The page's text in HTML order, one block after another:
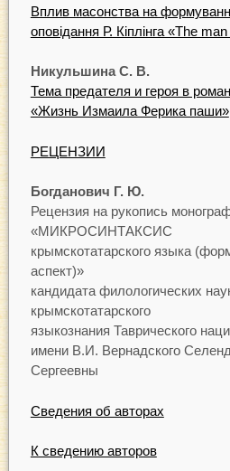
Вплив масонства на
оповідання Р. Кіплінга «The
Никульшина С. В.
Тема предателя и героя в
«Жизнь Измаила Ферика паши»
РЕЦЕНЗИИ
Богданович Г. Ю.
Рецензия на рукопись
«МИКРОСИНТАКСИС
крымскотатарского языка
аспект)»
кандидата филологических
крымскотатарского
языкознания Таврического
имени В.И. Вернадского
Сергеевны
Сведения об авторах
К сведению авторов